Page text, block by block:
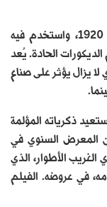
يعتبر أول فيلم رعب ألماني صامت أُنتج عام 1920، واستخدم فيه
الحادة. يُعد
لا يزال يؤثر على صناع
ذكرياته المؤلمة
المعرض السنوي في
الأطوار، الذي
في عروضه. الفيلم